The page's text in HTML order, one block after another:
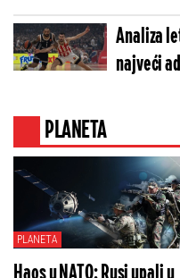
Analiza
najveći
PLANETA
PLANETA